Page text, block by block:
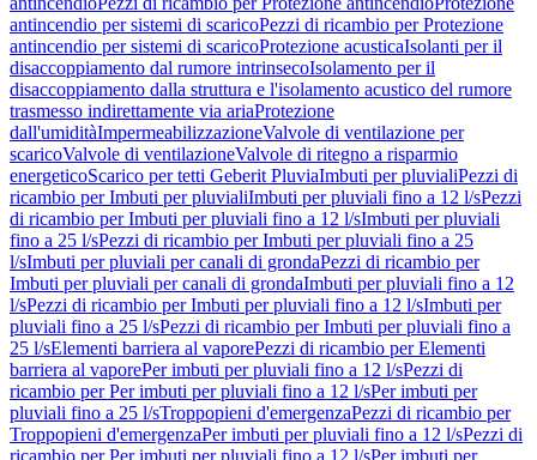
antincendio per sistemi di scaricoPezzi di ricambio per Protezione
antincendio per sistemi di scaricoProtezione acusticaIsolanti per il
disaccoppiamento dal rumore intrinsecoIsolamento per il
disaccoppiamento dalla struttura e l'isolamento acustico del rumore
trasmesso indirettamente via ariaProtezione
dall'umiditàImpermeabilizzazioneValvole di ventilazione per
scaricoValvole di ventilazioneValvole di ritegno a risparmio
energeticoScarico per tetti Geberit PluviaImbuti per pluvialiPezzi di
ricambio per Imbuti per pluvialiImbuti per pluviali fino a 12 l/sPezzi
di ricambio per Imbuti per pluviali fino a 12 l/sImbuti per pluviali
fino a 25 l/sPezzi di ricambio per Imbuti per pluviali fino a 25
l/sImbuti per pluviali per canali di grondaPezzi di ricambio per
Imbuti per pluviali per canali di grondaImbuti per pluviali fino a 12
l/sPezzi di ricambio per Imbuti per pluviali fino a 12 l/sImbuti per
pluviali fino a 25 l/sPezzi di ricambio per Imbuti per pluviali fino a
25 l/sElementi barriera al vaporePezzi di ricambio per Elementi
barriera al vaporePer imbuti per pluviali fino a 12 l/sPezzi di
ricambio per Per imbuti per pluviali fino a 12 l/sPer imbuti per
pluviali fino a 25 l/sTroppopieni d'emergenzaPezzi di ricambio per
Troppopieni d'emergenzaPer imbuti per pluviali fino a 12 l/sPezzi di
ricambio per Per imbuti per pluviali fino a 12 l/sPer imbuti per